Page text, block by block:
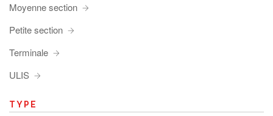
Moyenne section
Petite section
Terminale
ULIS
TYPE